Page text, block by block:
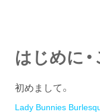
はじめに
初めまして。
Lady Bunnies